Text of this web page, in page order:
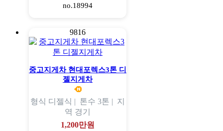
no.18994
9816
중고지게차 현대포렉스3톤 디
젤지게차
형식 디젤식 | 톤수 3톤 | 지
역 경기
1,200만원